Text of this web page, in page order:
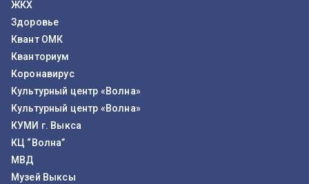
ЖКХ
Здоровье
Квант ОМК
Кванториум
Коронавирус
Культурный центр «Волна»
Культурный центр «Волна»
КУМИ г. Выкса
КЦ “Волна”
МВД
Музей Выксы